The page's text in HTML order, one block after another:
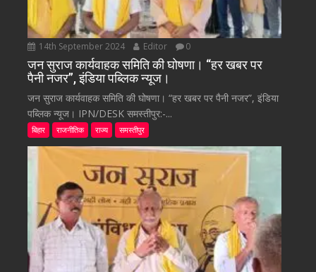
14th September 2024 Editor 0
जन सुराज कार्यवाहक समिति की घोषणा। “हर खबर पर
पैनी नजर”, इंडिया पब्लिक न्यूज।
जन सुराज कार्यवाहक समिति की घोषणा। “हर खबर पर पैनी नजर”, इंडिया
पब्लिक न्यूज। IPN/DESK समस्तीपुर:-...
बिहार राजनीतिक राज्य समस्तीपुर